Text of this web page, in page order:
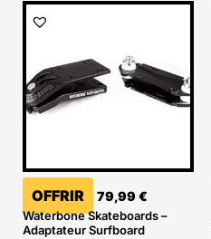
OFFRIR 79,99 €
Waterbone Skateboards –
Adaptateur Surfboard